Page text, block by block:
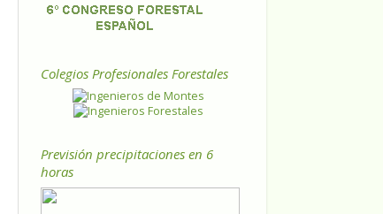
Colegios Profesionales Forestales
Previsión precipitaciones en 6
horas